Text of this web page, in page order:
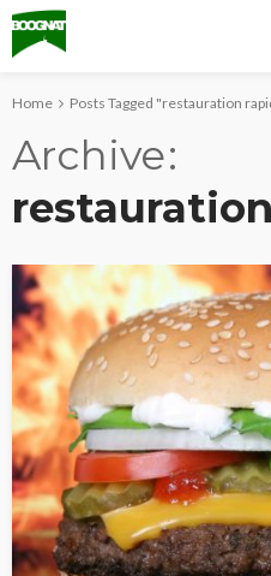
Home Posts Tagged "restauration
Archive